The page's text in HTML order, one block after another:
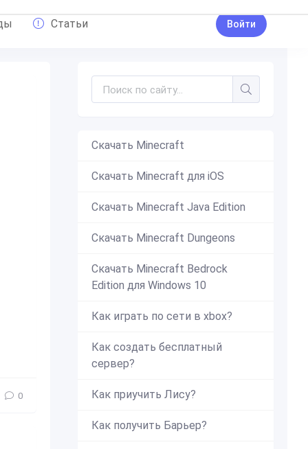
Статьи Войти
0
Скачать Minecraft
Скачать Minecraft для iOS
Скачать Minecraft Java Edition
Скачать Minecraft Dungeons
Скачать Minecraft Bedrock
Edition для Windows 10
Как играть по сети в xbox?
Как создать бесплатный
сервер?
Как приучить Лису?
Как получить Барьер?